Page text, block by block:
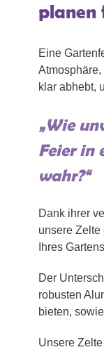
planen
Eine
klar abhebt,
„Wie
Feier in
wahr?“
Dank ihrer
unsere
Ihres
Der
robusten
bieten,
Unsere